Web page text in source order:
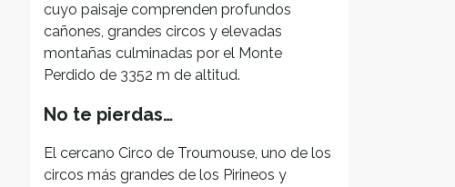
cuyo paisaje comprenden profundos
cañones, grandes circos y elevadas
montañas culminadas por el Monte
Perdido de 3352 m de altitud.
No te pierdas…
El cercano Circo de Troumouse, uno de los
circos más grandes de los Pirineos y